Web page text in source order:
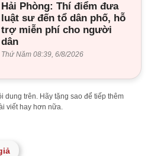
Hải Phòng: Thí điểm đưa
luật sư đến tổ dân phố, hỗ
trợ miễn phí cho người
dân
Thứ Năm 08:39, 6/8/2026
dung trên. Hãy tặng sao để tiếp thêm
viết hay hơn nữa.